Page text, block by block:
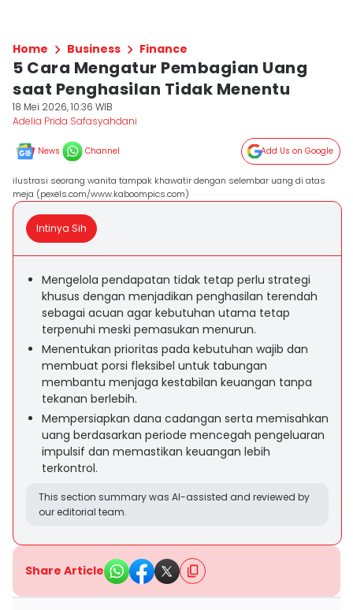
Home Business Finance
5 Cara Mengatur Pembagian Uang
saat Penghasilan Tidak Menentu
18 Mei 2026, 10:36 WIB
Adelia Prida Safasyahdani
News Channel Add Us on Google
ilustrasi seorang wanita tampak khawatir dengan selembar uang di atas
meja (pexels.com/www.kaboompics.com)
Intinya Sih
Mengelola pendapatan tidak tetap perlu strategi
khusus dengan menjadikan penghasilan terendah
sebagai acuan agar kebutuhan utama tetap
terpenuhi meski pemasukan menurun.
Menentukan prioritas pada kebutuhan wajib dan
membuat porsi fleksibel untuk tabungan
membantu menjaga kestabilan keuangan tanpa
tekanan berlebih.
Mempersiapkan dana cadangan serta memisahkan
uang berdasarkan periode mencegah pengeluaran
impulsif dan memastikan keuangan lebih
terkontrol.
This section summary was AI-assisted and reviewed by
our editorial team.
Share Article